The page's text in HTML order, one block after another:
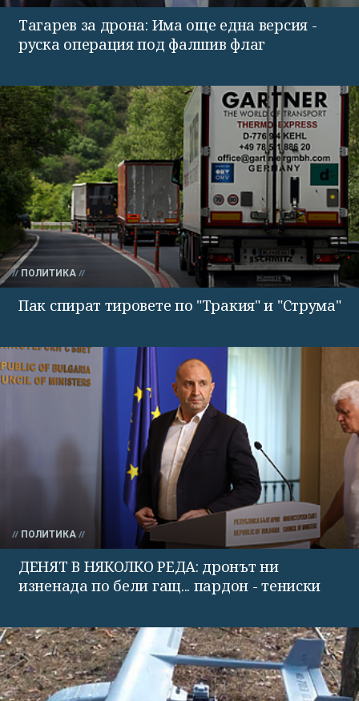
Тагарев за дрона: Има още една версия -
руска операция под фалшив флаг
ПОЛИТИКА
Пак спират тировете по "Тракия" и "Струма"
ПОЛИТИКА
ДЕНЯТ В НЯКОЛКО РЕДА: дронът ни
изненада по бели гащ... пардон - тениски